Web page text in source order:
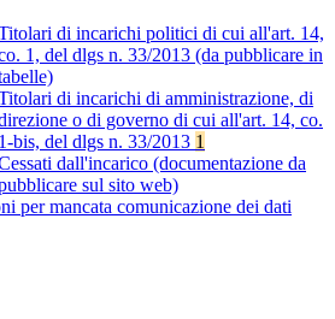
di incarichi politici di cui all'art. 14,
1, del dlgs n. 33/2013 (da pubblicare in
di incarichi di amministrazione, di
o di governo di cui all'art. 14, co.
1-bis, del dlgs n. 33/2013 1
dall'incarico (documentazione da
sul sito web)
per mancata comunicazione dei dati